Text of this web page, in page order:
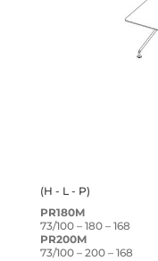
(H - L - P)
PR180M
73/100 – 180 – 168
PR200M
73/100 – 200 – 168